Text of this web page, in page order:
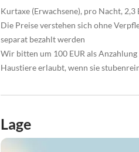
Kurtaxe (Erwachsene), pro Nacht, 2,3
Die Preise verstehen sich ohne
separat bezahlt werden
Wir bitten um 100 EUR als
Haustiere erlaubt, wenn sie
Lage